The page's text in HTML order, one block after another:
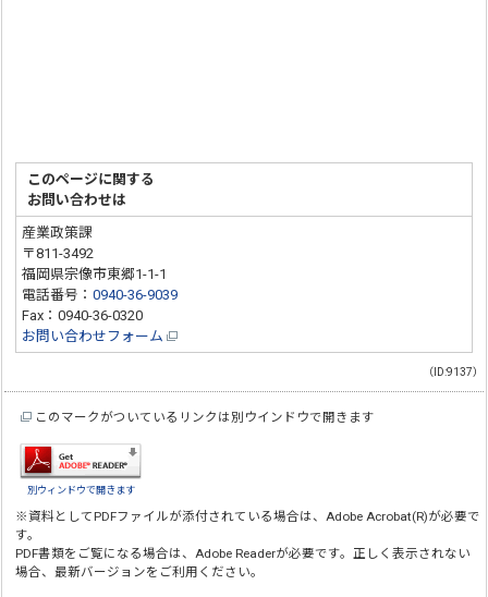
このページに関する
お問い合わせは
産業政策課
〒811-3492
福岡県宗像市東郷1-1-1
電話番号：0940-36-9039
Fax：0940-36-0320
お問い合わせフォーム
（ID:9137）
このマークがついているリンクは別ウインドウで開きます
別ウィンドウで開きます
※資料としてPDFファイルが添付されている場合は、Adobe Acrobat(R)が必要で
す。
PDF書類をご覧になる場合は、Adobe Readerが必要です。正しく表示されない
場合、最新バージョンをご利用ください。